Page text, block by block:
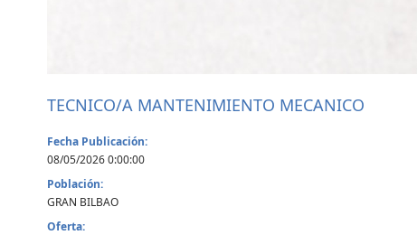
TECNICO/A MANTENIMIENTO MECANICO
Fecha Publicación:
08/05/2026 0:00:00
Población:
GRAN BILBAO
Oferta: